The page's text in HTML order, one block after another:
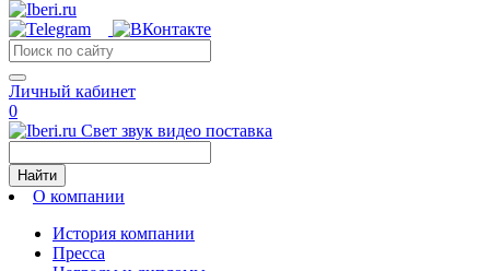
Личный кабинет
0
Свет звук видео поставка
Найти
О компании
История компании
Пресса